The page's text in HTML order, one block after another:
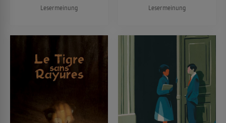
Lesermeinung Lesermeinung